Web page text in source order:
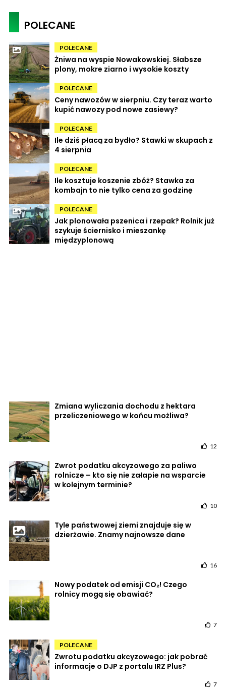
POLECANE
POLECANE
Żniwa na wyspie Nowakowskiej. Słabsze
plony, mokre ziarno i wysokie koszty
POLECANE
Ceny nawozów w sierpniu. Czy teraz warto
kupić nawozy pod nowe zasiewy?
POLECANE
Ile dziś płacą za bydło? Stawki w skupach z
4 sierpnia
POLECANE
Ile kosztuje koszenie zbóż? Stawka za
kombajn to nie tylko cena za godzinę
POLECANE
Jak plonowała pszenica i rzepak? Rolnik już
szykuje ściernisko i mieszankę
międzyplonową
Zmiana wyliczania dochodu z hektara
przeliczeniowego w końcu możliwa?
12
Zwrot podatku akcyzowego za paliwo
rolnicze – kto się nie załapie na wsparcie
w kolejnym terminie?
10
Tyle państwowej ziemi znajduje się w
dzierżawie. Znamy najnowsze dane
16
Nowy podatek od emisji CO₂! Czego
rolnicy mogą się obawiać?
7
POLECANE
Zwrotu podatku akcyzowego: jak pobrać
informacje o DJP z portalu IRZ Plus?
7